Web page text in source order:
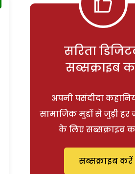
सरिता
सब्सक्राइब
अपनी पसंदीदा
सामाजिक मुद्दों से जुड़ी हर
के लिए सब्सक्राइब
सब्सक्राइब करें